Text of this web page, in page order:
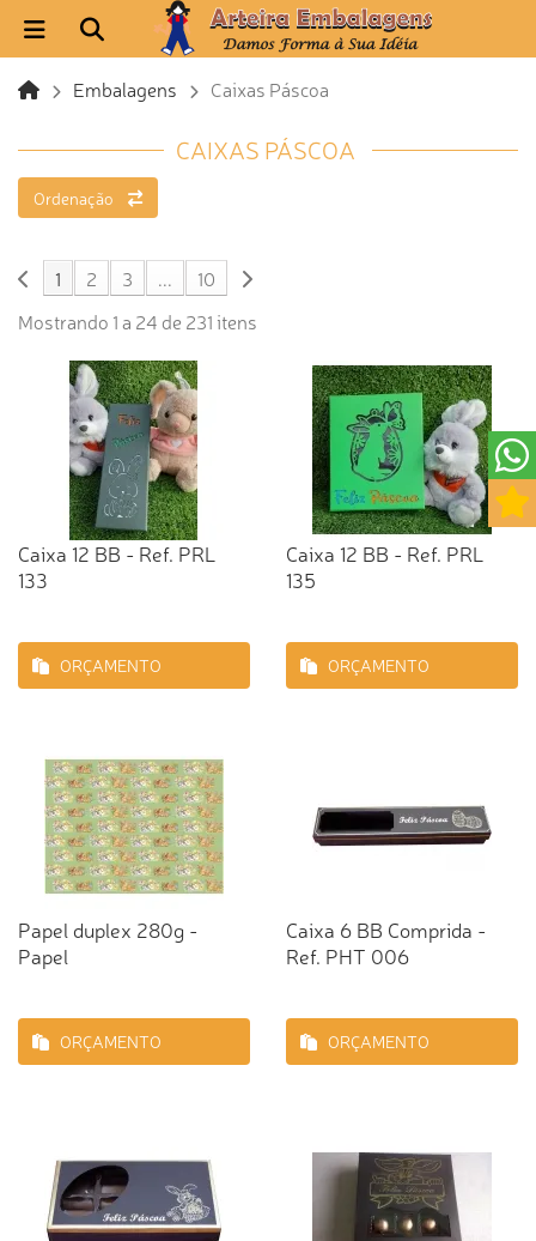
Embalagens Caixas Páscoa
CAIXAS PÁSCOA
Ordenação
1 2 3 ...
10
Mostrando 1 a 24 de 231 itens
Caixa 12 BB - Ref. PRL
133
ORÇAMENTO
Caixa 12 BB - Ref. PRL
135
ORÇAMENTO
Papel duplex 280g -
Papel
ORÇAMENTO
Caixa 6 BB Comprida -
Ref. PHT 006
ORÇAMENTO